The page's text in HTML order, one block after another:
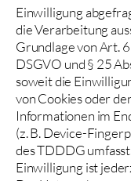
Einwilligung
die Verarbeitung
Grundlage von Art. 6
DSGVO und § 25
soweit die
von Cookies oder
Informationen im
(z. B. Device-
des TDDDG
Einwilligung ist